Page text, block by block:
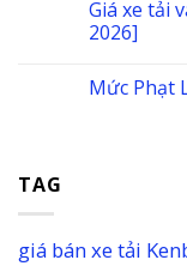
Giá xe tải
2026]
Mức Phạt
TAG
giá bán xe tải